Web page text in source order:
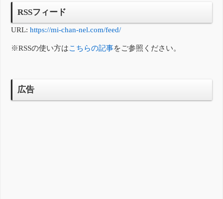
RSSフィード
URL:https://mi-chan-nel.com/feed/
※RSSの使い方はこちらの記事をご参照ください。
広告